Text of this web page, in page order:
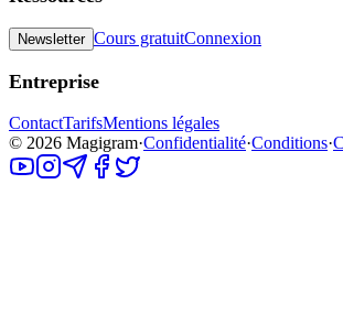
Newsletter Cours gratuitConnexion
Entreprise
ContactTarifsMentions légales
© 2026 Magigram·Confidentialité·Conditions·